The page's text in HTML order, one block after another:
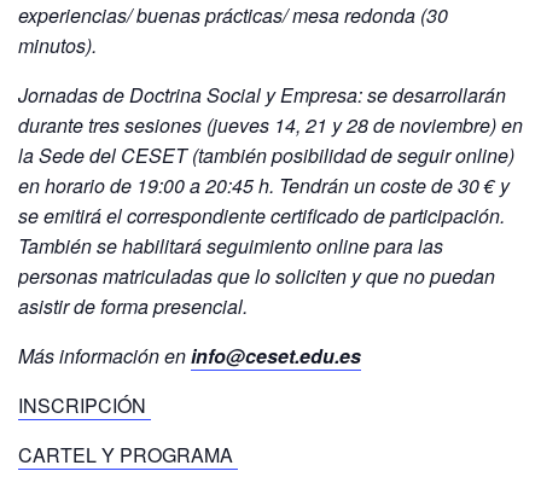
experiencias/ buenas prácticas/ mesa redonda (30
minutos).
Jornadas de Doctrina Social y Empresa: se desarrollarán
durante tres sesiones (jueves 14, 21 y 28 de noviembre) en
la Sede del CESET (también posibilidad de seguir online)
en horario de 19:00 a 20:45 h. Tendrán un coste de 30 € y
se emitirá el correspondiente certificado de participación.
También se habilitará seguimiento online para las
personas matriculadas que lo soliciten y que no puedan
asistir de forma presencial.
Más información eninfo@ceset.edu.es
INSCRIPCIÓN
CARTEL Y PROGRAMA